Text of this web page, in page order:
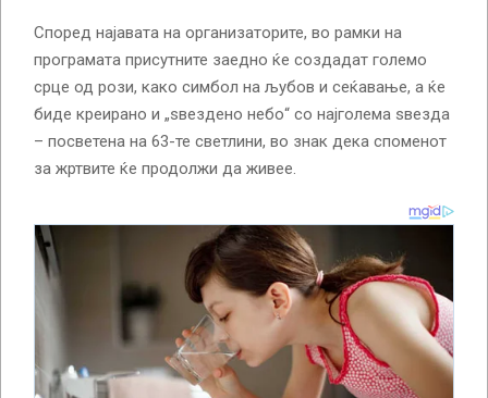
Според најавата на организаторите, во рамки на
програмата присутните заедно ќе создадат големо
срце од рози, како симбол на љубов и сеќавање, а ќе
биде креирано и „ѕвездено небо“ со најголема ѕвезда
– посветена на 63-те светлини, во знак дека споменот
за жртвите ќе продолжи да живее.